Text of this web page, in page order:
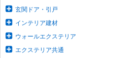
玄関ドア・引戸
インテリア建材
ウォールエクステリア
エクステリア共通